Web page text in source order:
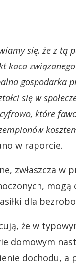
się, że z tą
kaca
gospodarka
się w
które
w raporcie.
zwłaszcza w
mogą
dla
że w
domowym
dochodu, a